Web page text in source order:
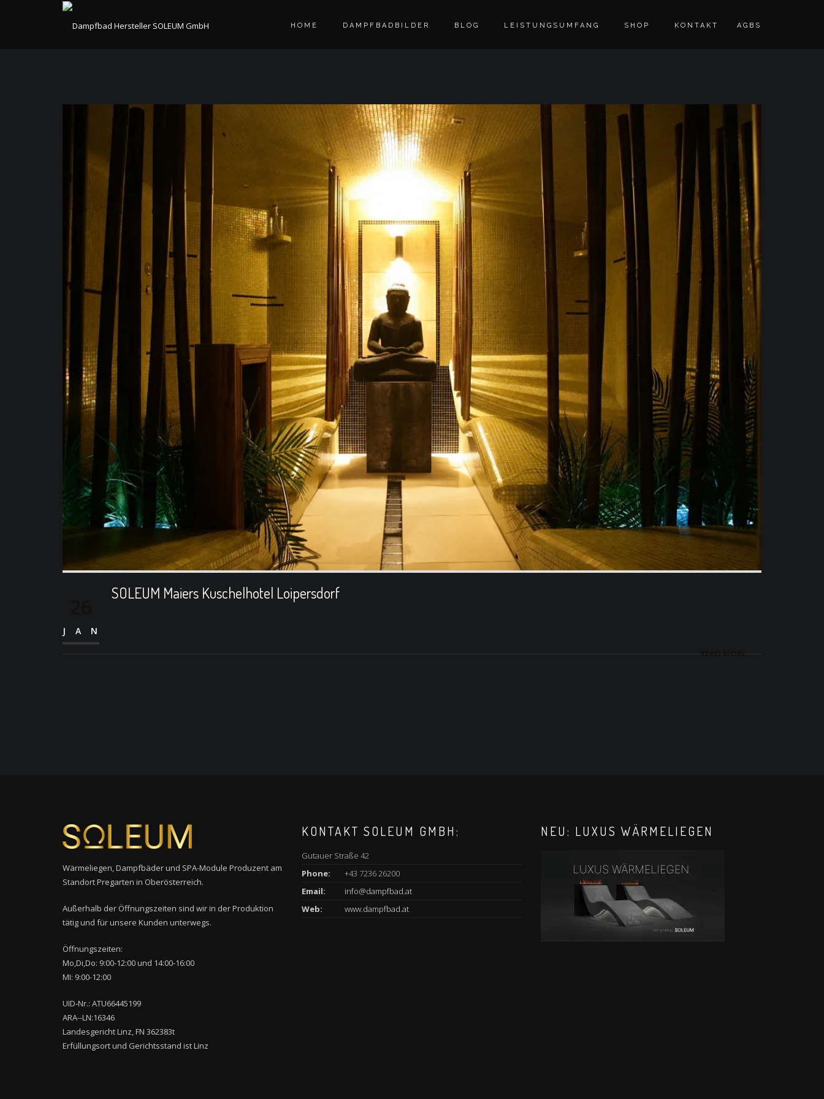
HOME DAMPFBADBILDER BLOG LEISTUNGSUMFANG SHOP KONTAKT AGBS
JAN
SOLEUM Maiers Kuschelhotel Loipersdorf
READ MORE
Wärmeliegen, Dampfbäder und SPA-Module Produzent am
Standort Pregarten in Oberösterreich.
Außerhalb der Öffnungszeiten sind wir in der Produktion
tätig und für unsere Kunden unterwegs.
Öffnungszeiten:
Mo,Di,Do: 9:00-12:00 und 14:00-16:00
MI: 9:00-12:00
UID-Nr.: ATU66445199
ARA--LN:16346
Landesgericht Linz, FN 362383t
Erfüllungsort und Gerichtsstand ist Linz
KONTAKT SOLEUM GMBH:
Gutauer Straße 42
Phone:
+43 7236 26200
Email:
info@dampfbad.at
Web:
www.dampfbad.at
NEU: LUXUS WÄRMELIEGEN